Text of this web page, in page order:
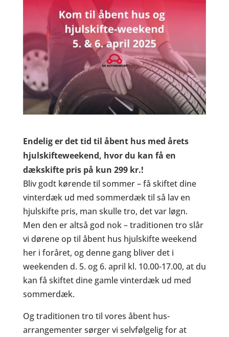
Endelig er det tid til åbent hus med årets
hjulskifteweekend, hvor du kan få en
dækskifte pris på kun 299 kr.!
Bliv godt kørende til sommer – få skiftet dine
vinterdæk ud med sommerdæk til så lav en
hjulskifte pris, man skulle tro, det var løgn.
Men den er altså god nok – traditionen tro slår
vi dørene op til åbent hus hjulskifte weekend
her i foråret, og denne gang bliver det i
weekenden d. 5. og 6. april kl. 10.00-17.00, at du
kan få skiftet dine gamle vinterdæk ud med
sommerdæk.
Og traditionen tro til vores åbent hus-
arrangementer sørger vi selvfølgelig for at